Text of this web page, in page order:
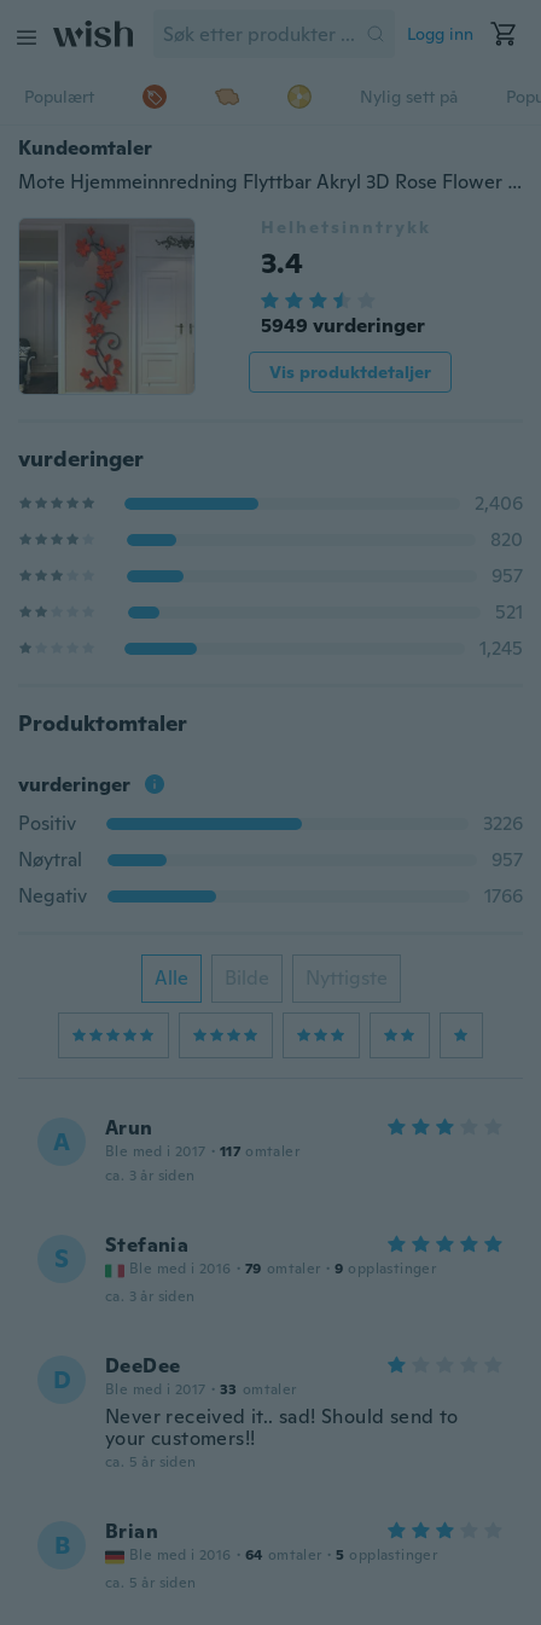
Logg inn
Populært Nylig sett på
Kundeomtaler
Mote Hjemmeinnredning Flyttbar Akryl 3D Rose Flower Klistremerke Vinyl Art DIY dekal
Helhetsinntrykk
3.4
5949 vurderinger
Vis produktdetaljer
vurderinger
2,406
820
957
521
1,245
Produktomtaler
vurderinger
Positiv
3226
Nøytral
957
Negativ
1766
Alle Bilde Nyttigste
A Arun
Ble med i 2017 · 117 omtaler
ca. 3 år siden
S Stefania
Ble med i 2016 · 79 omtaler · 9 opplastinger
ca. 3 år siden
D DeeDee
Ble med i 2017 · 33 omtaler
Never received it.. sad! Should send to
your customers!!
ca. 5 år siden
B Brian
Ble med i 2016 · 64 omtaler · 5 opplastinger
ca. 5 år siden